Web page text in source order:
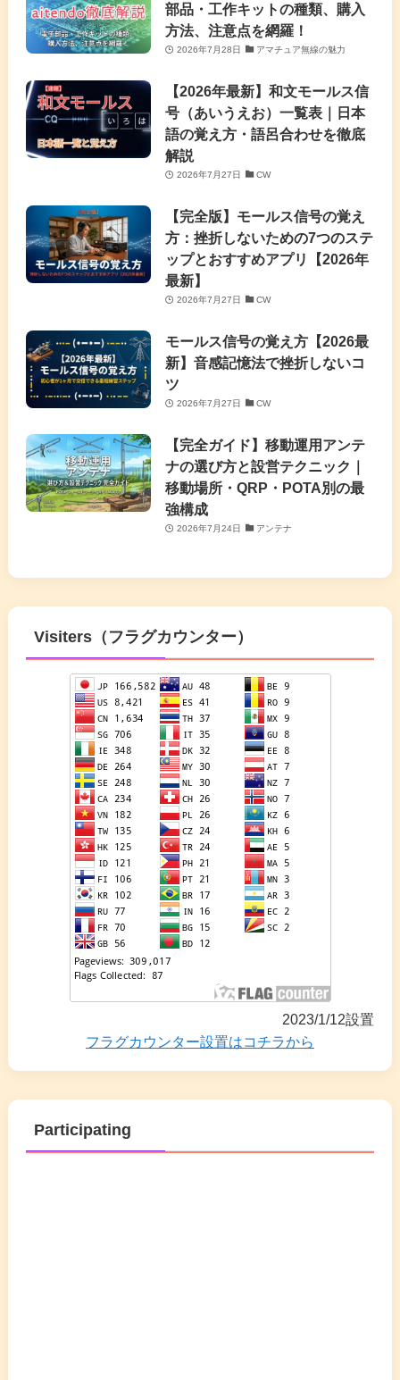
部品・工作キットの種類、購入
方法、注意点を網羅！
2026年7月28日 アマチュア無線の魅力
【2026年最新】和文モールス信
号（あいうえお）一覧表｜日本
語の覚え方・語呂合わせを徹底
解説
2026年7月27日 CW
【完全版】モールス信号の覚え
方：挫折しないための7つのステ
ップとおすすめアプリ【2026年
最新】
2026年7月27日 CW
モールス信号の覚え方【2026最
新】音感記憶法で挫折しないコ
ツ
2026年7月27日 CW
【完全ガイド】移動運用アンテ
ナの選び方と設営テクニック｜
移動場所・QRP・POTA別の最
強構成
2026年7月24日 アンテナ
Visiters（フラグカウンター）
2023/1/12設置
フラグカウンター設置はコチラから
Participating